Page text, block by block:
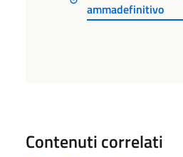
ammadefinitivo
Contenuti correlati